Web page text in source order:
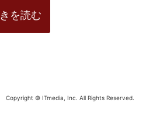
を読む
Copyright © ITmedia, Inc. All Rights Reserved.